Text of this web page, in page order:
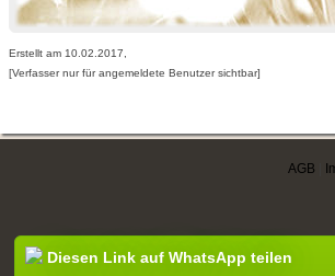
Erstellt am 10.02.2017,
[Verfasser nur für angemeldete Benutzer sichtbar]
AGB
Diesen Link auf WhatsApp teilen